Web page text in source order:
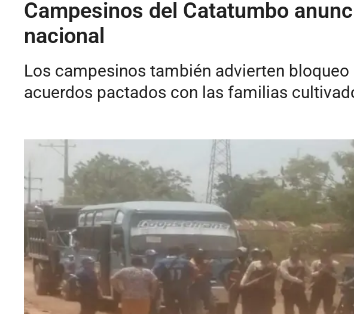
Campesinos del Catatumbo
nacional
Los campesinos también advierten
acuerdos pactados con las familias